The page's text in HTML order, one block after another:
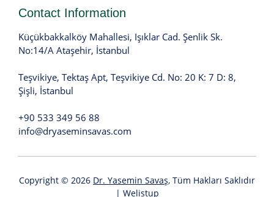
Contact Information
Küçükbakkalköy Mahallesi, Işıklar Cad. Şenlik Sk.
No:14/A Ataşehir, İstanbul
Teşvikiye, Tektaş Apt, Teşvikiye Cd. No: 20 K: 7 D: 8,
Şişli, İstanbul
+90 533 349 56 88
info@dryaseminsavas.com
Copyright © 2026 Dr. Yasemin Savaş, Tüm Hakları Saklıdır
| Welistup